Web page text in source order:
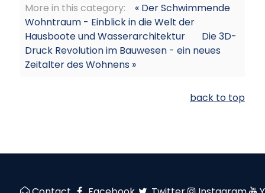
More in this category:
« Der Schwimmende
Wohntraum - Einblick in die Welt der
Hausboote und Wasserarchitektur
Die 3D-
Druck Revolution im Bauwesen - ein neues
Zeitalter des Wohnens »
back to top